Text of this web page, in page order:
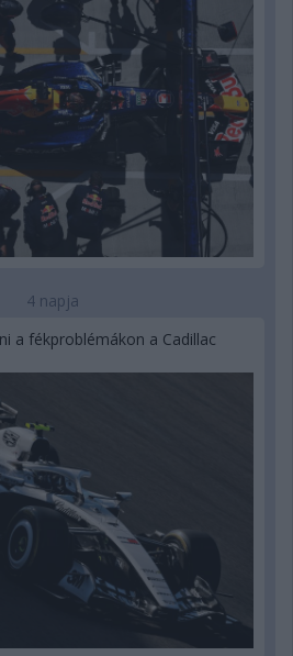
4 napja
a fékproblémákon a Cadillac